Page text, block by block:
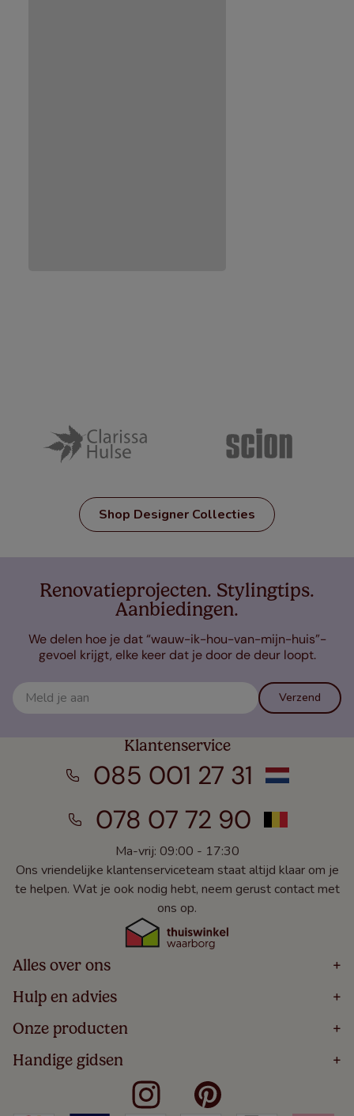
Shop Designer Collecties
Renovatieprojecten. Stylingtips.
Aanbiedingen.
We delen hoe je dat “wauw-ik-hou-van-mijn-huis”-
gevoel krijgt, elke keer dat je door de deur loopt.
Verzend
Klantenservice
085 001 27 31
078 07 72 90
Ma-vrij: 09:00 - 17:30
Ons vriendelijke klantenserviceteam staat altijd klaar om je
te helpen. Wat je ook nodig hebt, neem gerust contact met
ons op.
Alles over ons +
Home
Over
Bestellen
Winacties
Veelgestelde Vragen
Hulp en advies +
Volg Je Bestelling
Levering
5 Jaar Garantie
Algemene Voorwaarden
Onze producten +
Houten Jaloezieën
Rolgordijnen
Verticale Jaloezieën
Handige gidsen +
Meten Voor Raamdecoratie
Badkamer Raamdecoratie